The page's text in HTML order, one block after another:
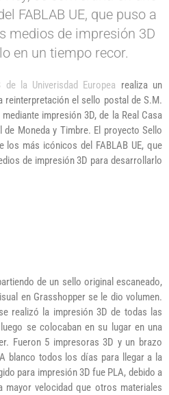
FABLAB UE, que puso a
medios de impresión 3D
en un tiempo recor.
de la Univerisdad Europea realiza un
reinterpretación el sello postal de S.M.
impresión 3D, de la Real Casa
de Moneda y Timbre. El proyecto Sello
los más icónicos del FABLAB UE, que
de impresión 3D para desarrollarlo
de un sello original escaneado,
en Grasshopper se le dio volumen.
realizó la impresión 3D de todas las
se colocaban en su lugar en una
Fueron 5 impresoras 3D y un brazo
blanco todos los días para llegar a la
para impresión 3D fue PLA, debido a
mayor velocidad que otros materiales